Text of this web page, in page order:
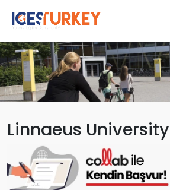
Linnaeus University